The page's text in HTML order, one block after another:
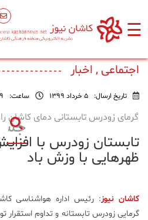
☰
اصلی
فرهنگ
و
هنر
ورزشی
اجتماعی , اخبار
تاریخ ارسال: 5 خرداد 1399 ساعت:
گرمای زودرس تابستانی دمای کاشان را به ۴۰ درجه
تابستان زودرس با
ظهرهایی با وزش باد
کاشان نیوز: رئیس اداره هواشناسی
گرمایی زودرس تابستانه و تداوم